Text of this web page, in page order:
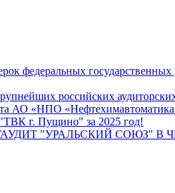
федеральных
российских
АО «НПО
г. Пущино" за 2025 год!
"УРАЛЬСКИЙ СОЮЗ" В